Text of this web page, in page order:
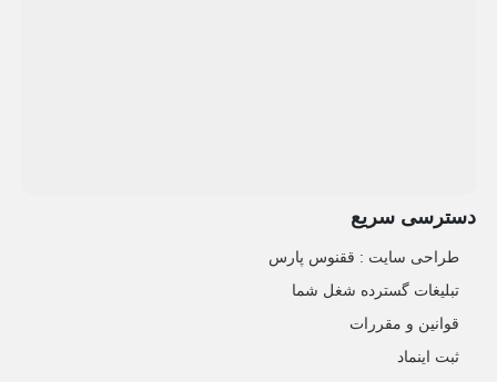
دسترسی سریع
طراحی سایت :‌ ققنوس پارس
تبلیغات گسترده شغل شما
قوانین و مقررات
ثبت اینماد